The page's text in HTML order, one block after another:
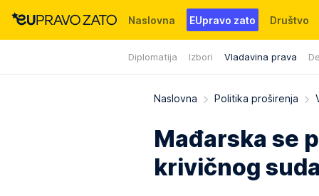
Naslovna EUpravo zato Društvo
Diplomatija Izbori Vladavina prava
Događaji News WMG fondacija
Naslovna Politika proširenja
Mađarska se
krivičnog